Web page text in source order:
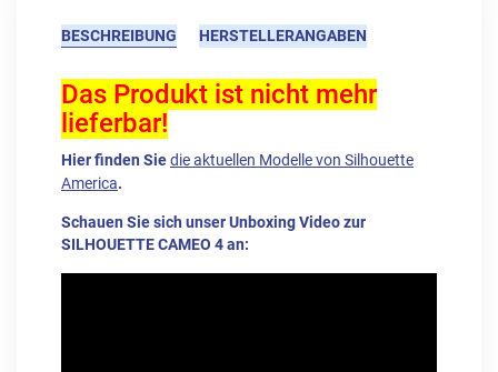
BESCHREIBUNG HERSTELLERANGABEN
Das Produkt ist nicht mehr
lieferbar!
Hier finden Siedie aktuellen Modelle von Silhouette
America.
Schauen Sie sich unser Unboxing Video zur
SILHOUETTE CAMEO 4 an: